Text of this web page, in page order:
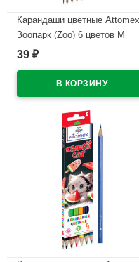
Карандаши цветные Attomex
Зоопарк (Zoo) 6 цветов М
2,65мм арт.5021810
39 ₽